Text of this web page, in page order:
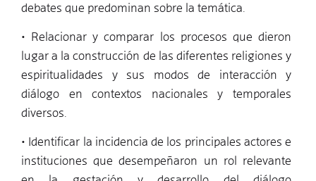
debates que predominan sobre la temática.
• Relacionar y comparar los procesos que dieron
lugar a la construcción de las diferentes religiones y
espiritualidades y sus modos de interacción y
diálogo en contextos nacionales y temporales
diversos.
• Identificar la incidencia de los principales actores e
instituciones que desempeñaron un rol relevante